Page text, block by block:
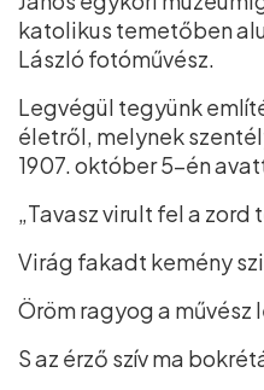
katolikus temetőben
László fotóművész.
Legvégül tegyünk
életről, melynek
1907. október 5-én
„Tavasz virult fel a zord
Virág fakadt kemény
Öröm ragyog a művész
S az érző szív ma